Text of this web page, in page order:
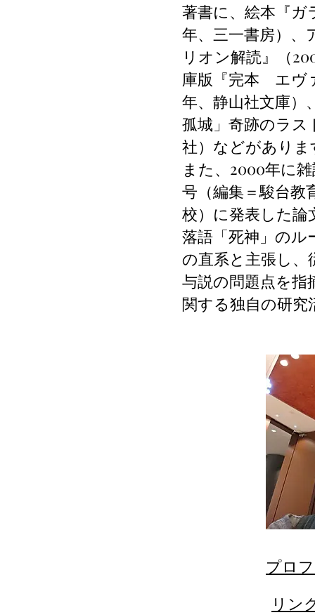
著書に、絵本『ガ
年、三一書房）、
リオン解読』（
庫版『完本 エヴ
年、静山社文庫）
孤城」奇跡のラス
社）などがありま
また、2000年に
号（編集＝駿台教
校）に発表した
落語「死神」の
の直系と主張し
与説の問題点を指
関する独自の研
プロ
リン